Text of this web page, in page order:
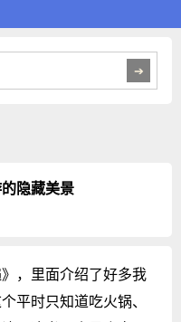
隐藏美景
，里面介绍了好多我
平时只知道吃火锅、